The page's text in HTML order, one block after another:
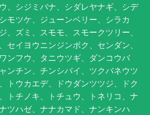
、シジミバナ、シダレヤナギ、シデ
モツケ、ジューンベリー、シラカ
、ズミ、スモモ、スモークツリー、
セイヨウニンジンボク、センダン、
ンフウ、タニウツギ、ダンコウバ
ンチン、チンシバイ、ツクバネウツ
トウカエデ、ドウダンツツジ、ドク
トチノキ、トチュウ、トネリコ、ナ
ツハゼ、ナナカマド、ナンキンハ